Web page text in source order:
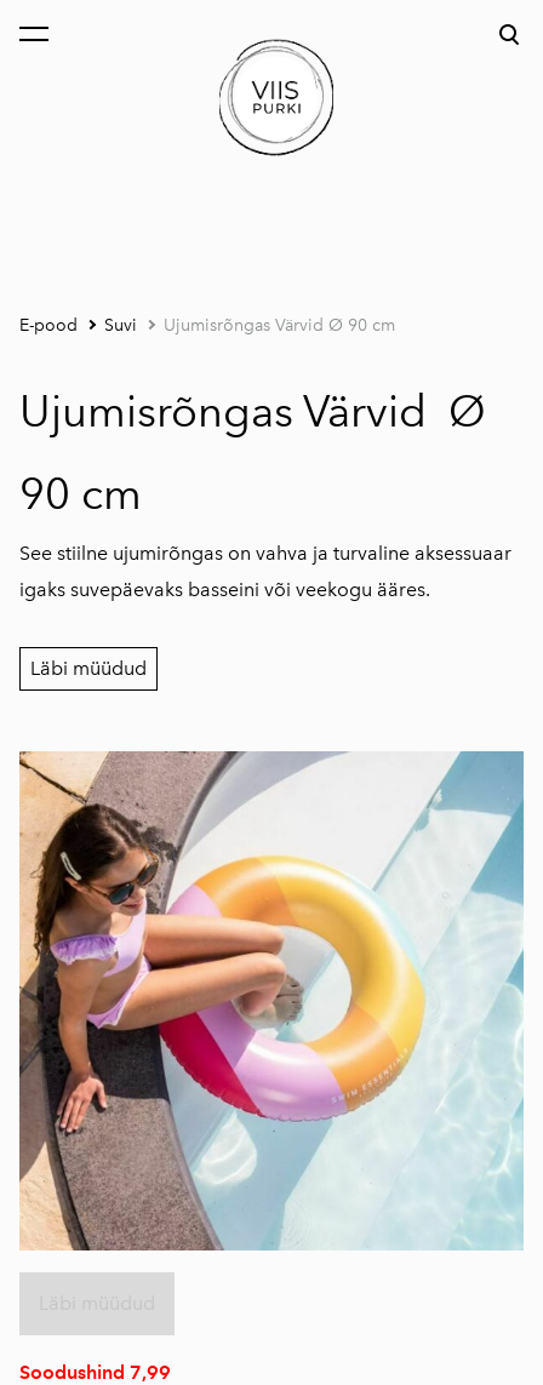
lisati ostukorvi. Vaata ostukorvi
E-pood Suvi Ujumisrõngas Värvid Ø 90 cm
Ujumisrõngas Värvid Ø
90 cm
See stiilne ujumirõngas on vahva ja turvaline aksessuaar
igaks suvepäevaks basseini või veekogu ääres.
Läbi müüdud
Soodushind 7,99